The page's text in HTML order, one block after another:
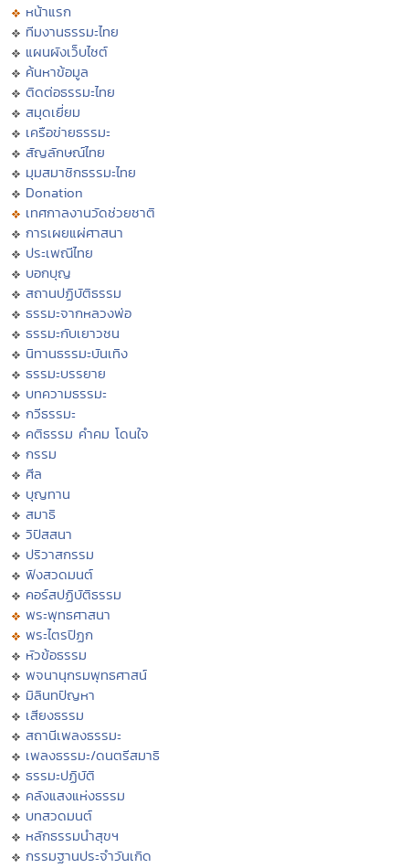
หน้าแรก
ทีมงานธรรมะไทย
แผนผังเว็บไซต์
ค้นหาข้อมูล
ติดต่อธรรมะไทย
สมุดเยี่ยม
เครือข่ายธรรมะ
สัญลักษณ์ไทย
มุมสมาชิกธรรมะไทย
Donation
เทศกาลงานวัดช่วยชาติ
การเผยแผ่ศาสนา
ประเพณีไทย
บอกบุญ
สถานปฏิบัติธรรม
ธรรมะจากหลวงพ่อ
ธรรมะกับเยาวชน
นิทานธรรมะบันเทิง
ธรรมะบรรยาย
บทความธรรมะ
กวีธรรมะ
คติธรรม คำคม โดนใจ
กรรม
ศีล
บุญทาน
สมาธิ
วิปัสสนา
ปริวาสกรรม
ฟังสวดมนต์
คอร์สปฏิบัติธรรม
พระพุทธศาสนา
พระไตรปิฏก
หัวข้อธรรม
พจนานุกรมพุทธศาสน์
มิลินทปัญหา
เสียงธรรม
สถานีเพลงธรรมะ
เพลงธรรมะ/ดนตรีสมาธิ
ธรรมะปฏิบัติ
คลังแสงแห่งธรรม
บทสวดมนต์
หลักธรรมนำสุขฯ
กรรมฐานประจำวันเกิด